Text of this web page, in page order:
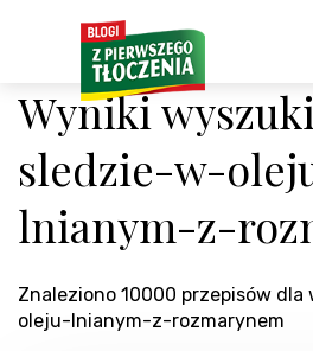
Wyniki
sledzie-w-
lnianym-z-
Znaleziono 10000 przepisów
oleju-lnianym-z-rozmarynem